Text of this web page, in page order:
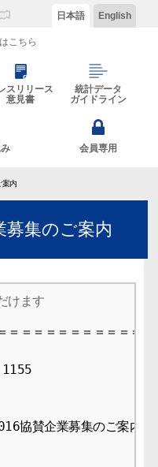
こちら
日本語 English
スリリース
意見書
統計データ
ガイドライン
会員専用
案内
募集のご案内
＝＝＝＝＝＝＝＝＝＝＝
　　　　　　　　
業募集のご案内